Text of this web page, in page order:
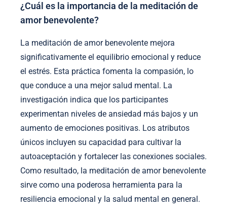
¿Cuál es la importancia de la meditación de
amor benevolente?
La meditación de amor benevolente mejora
significativamente el equilibrio emocional y reduce
el estrés. Esta práctica fomenta la compasión, lo
que conduce a una mejor salud mental. La
investigación indica que los participantes
experimentan niveles de ansiedad más bajos y un
aumento de emociones positivas. Los atributos
únicos incluyen su capacidad para cultivar la
autoaceptación y fortalecer las conexiones sociales.
Como resultado, la meditación de amor benevolente
sirve como una poderosa herramienta para la
resiliencia emocional y la salud mental en general.